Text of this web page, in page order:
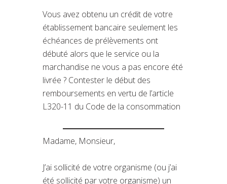
Vous avez obtenu un crédit de votre
établissement bancaire seulement les
échéances de prélèvements ont
débuté alors que le service ou la
marchandise ne vous a pas encore été
livrée ? Contester le début des
remboursements en vertu de l’article
L320-11 du Code de la consommation
Madame, Monsieur,
J’ai sollicité de votre organisme (ou j’ai
été sollicité par votre organisme) un